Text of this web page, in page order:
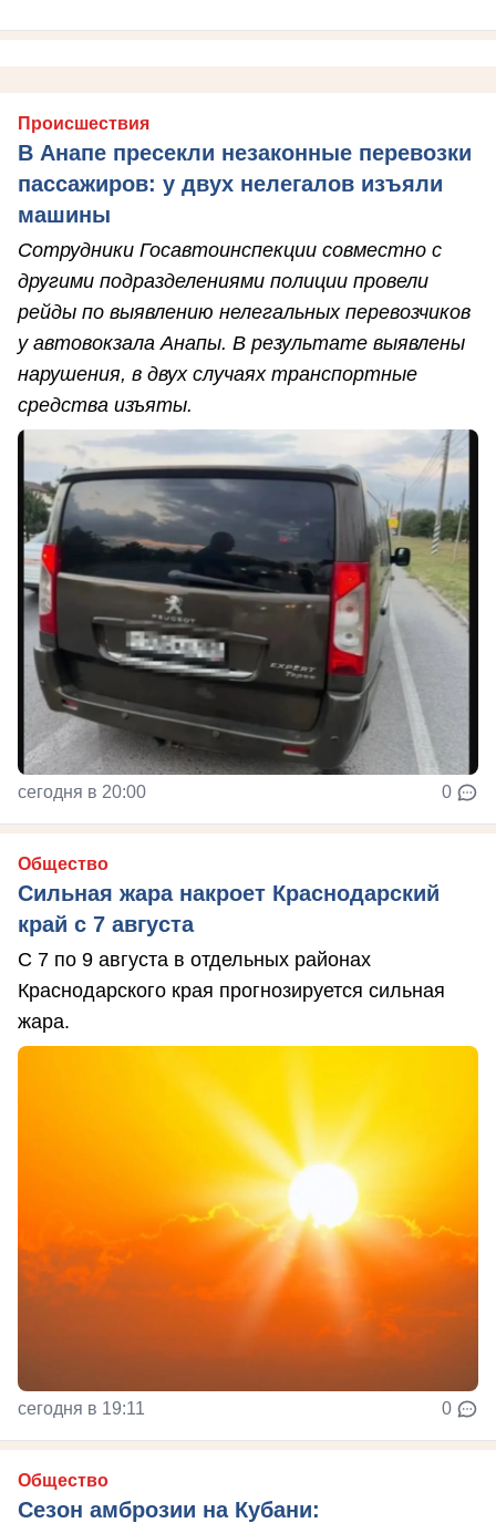
Происшествия
В Анапе пресекли незаконные перевозки
пассажиров: у двух нелегалов изъяли
машины
Сотрудники Госавтоинспекции совместно с
другими подразделениями полиции провели
рейды по выявлению нелегальных перевозчиков
у автовокзала Анапы. В результате выявлены
нарушения, в двух случаях транспортные
средства изъяты.
сегодня в 20:00 0
Общество
Сильная жара накроет Краснодарский
край с 7 августа
С 7 по 9 августа в отдельных районах
Краснодарского края прогнозируется сильная
жара.
сегодня в 19:11 0
Общество
Сезон амброзии на Кубани: